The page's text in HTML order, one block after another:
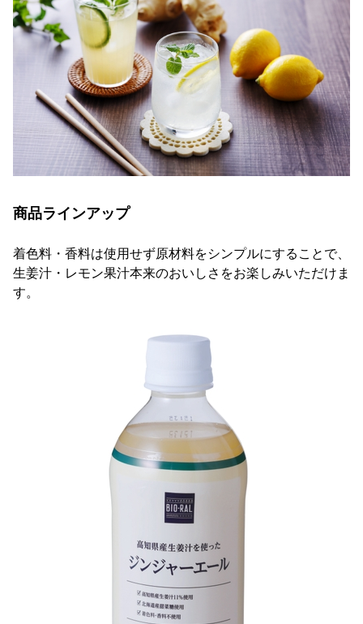
商品ラインアップ
着色料・香料は使用せず原材料をシンプルにすることで、
生姜汁・レモン果汁本来のおいしさをお楽しみいただけま
す。